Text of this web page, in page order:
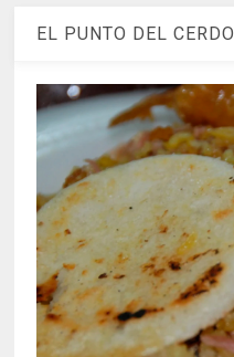
EL PUNTO DEL CERDO